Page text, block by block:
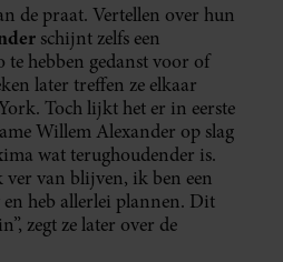
de praat. Vertellen over hun
schijnt zelfs een
te hebben gedanst voor of
later treffen ze elkaar
Toch lijkt het er in eerste
Willem Alexander op slag
wat terughoudender is.
van blijven, ik ben een
heb allerlei plannen. Dit
zegt ze later over de